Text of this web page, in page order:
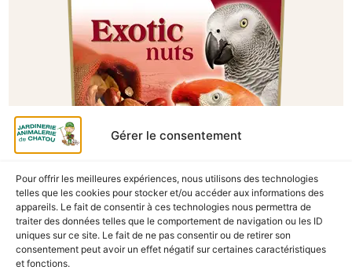
Gérer le consentement
Pour offrir les meilleures expériences, nous utilisons des technologies
telles que les cookies pour stocker et/ou accéder aux informations des
appareils. Le fait de consentir à ces technologies nous permettra de
traiter des données telles que le comportement de navigation ou les ID
uniques sur ce site. Le fait de ne pas consentir ou de retirer son
consentement peut avoir un effet négatif sur certaines caractéristiques
et fonctions.
A Catégoriser
PERROQUETS EXOTIC NUTS MIX 750G
En stock